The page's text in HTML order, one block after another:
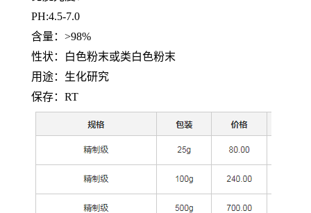
PH:4.5-7.0
含量： >98%
性状：白色粉末或类白色粉末
用途：生化研究
保存： RT